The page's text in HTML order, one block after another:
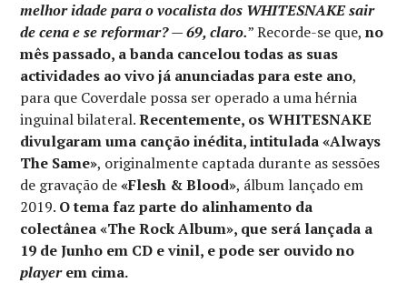
melhor idade para o vocalista dos WHITESNAKE sair
de cena e se reformar? — 69, claro.” Recorde-se que,no
mês passado, a banda cancelou todas as suas
actividades ao vivo já anunciadas para este ano,
para que Coverdale possa ser operado a uma hérnia
inguinal bilateral.Recentemente, os WHITESNAKE
divulgaram uma canção inédita, intitulada «Always
The Same», originalmente captada durante as sessões
de gravação de«Flesh & Blood», álbum lançado em
2019. O tema faz parte do alinhamento da
colectânea «The Rock Album», que será lançada a
19 de Junho em CD e vinil, e pode ser ouvido no
playerem cima.